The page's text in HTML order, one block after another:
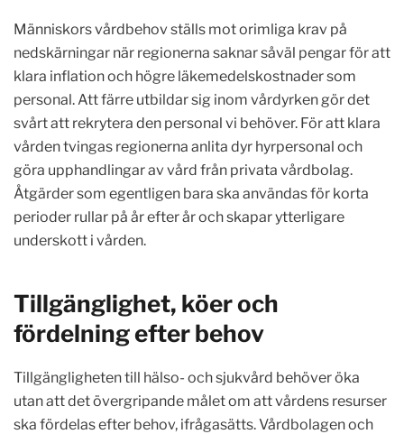
Människors vårdbehov ställs mot orimliga krav på
nedskärningar när regionerna saknar såväl pengar för att
klara inflation och högre läkemedelskostnader som
personal. Att färre utbildar sig inom vårdyrken gör det
svårt att rekrytera den personal vi behöver. För att klara
vården tvingas regionerna anlita dyr hyrpersonal och
göra upphandlingar av vård från privata vårdbolag.
Åtgärder som egentligen bara ska användas för korta
perioder rullar på år efter år och skapar ytterligare
underskott i vården.
Tillgänglighet, köer och
fördelning efter behov
Tillgängligheten till hälso- och sjukvård behöver öka
utan att det övergripande målet om att vårdens resurser
ska fördelas efter behov, ifrågasätts. Vårdbolagen och